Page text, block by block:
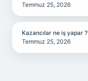
Temmuz 25, 2026
Kazancılar ne iş yapar ?
Temmuz 25, 2026